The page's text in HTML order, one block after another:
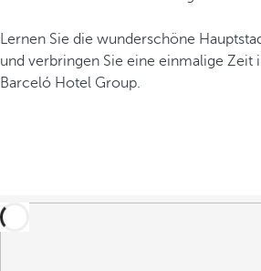
Lernen Sie die wunderschöne
und verbringen Sie eine einmalige Zeit
Barceló Hotel Group.